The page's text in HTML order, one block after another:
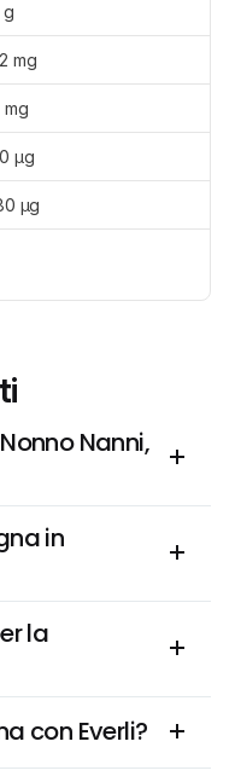
g
mg
mg
µg
µg
Nanni,
in
la
con Everli?